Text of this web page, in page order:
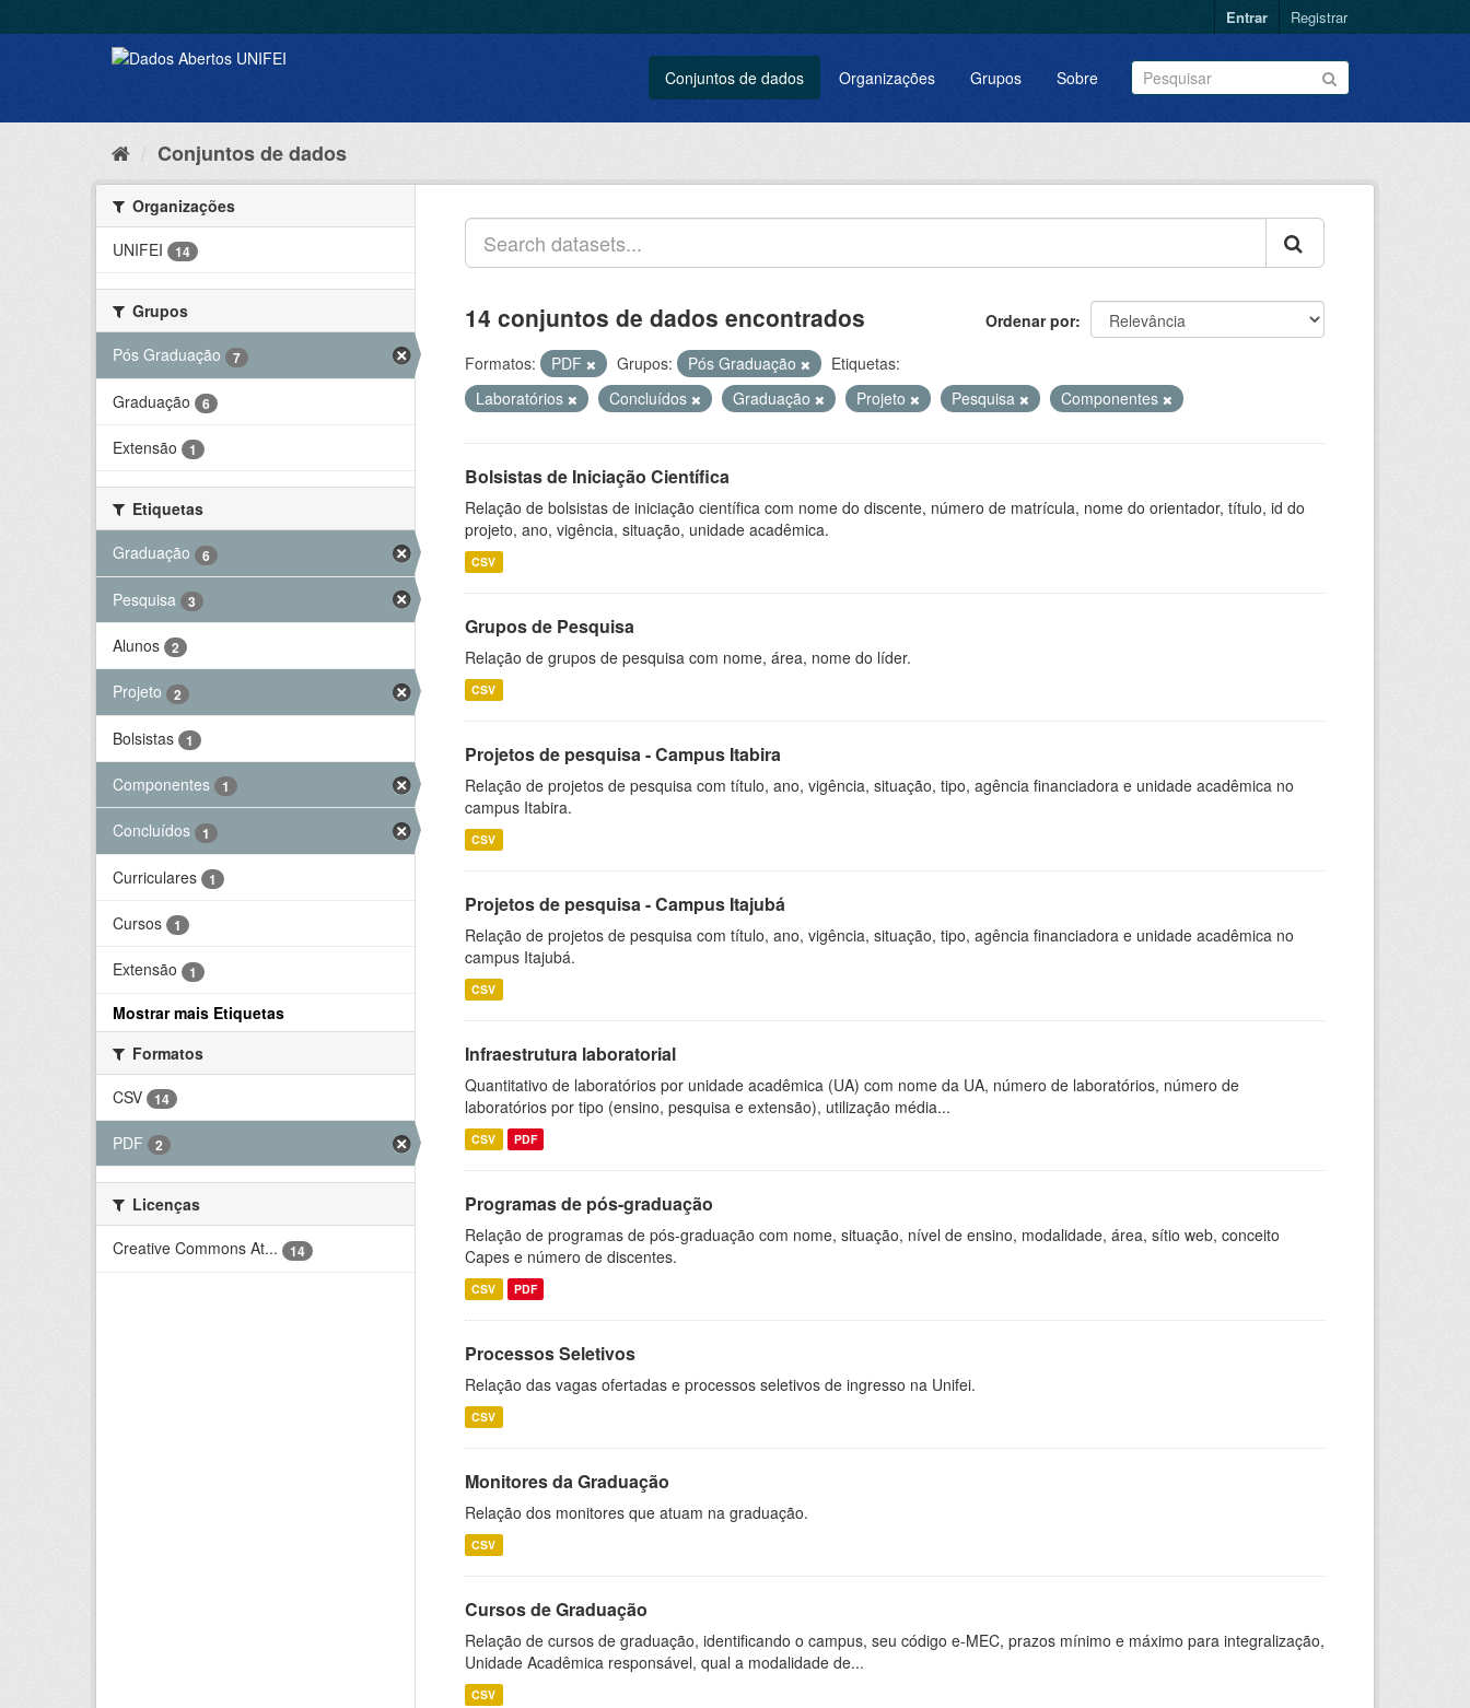
Entrar Registrar
Conjuntos de dados Organizações Grupos Sobre
Conjuntos de dados
Organizações
UNIFEI
14
Grupos
Pós Graduação
7
Graduação 6
Extensão 1
Etiquetas
Graduação
6
Pesquisa 3
Alunos 2
Projeto 2
Bolsistas 1
Componentes 1
Concluídos 1
Curriculares 1
Cursos 1
Extensão 1
Mostrar mais Etiquetas
Formatos
CSV
14
PDF 2
Licenças
Creative Commons At...
14
Ordenar por
14 conjuntos de dados encontrados
Formatos: PDF Grupos: Pós Graduação
Etiquetas:
Laboratórios
Concluídos Graduação Projeto Pesquisa Componentes
Bolsistas de Iniciação Científica
Relação de bolsistas de iniciação científica com nome do discente, número de matrícula, nome do orientador, título, id do
projeto, ano, vigência, situação, unidade acadêmica.
CSV
Grupos de Pesquisa
Relação de grupos de pesquisa com nome, área, nome do líder.
CSV
Projetos de pesquisa - Campus Itabira
Relação de projetos de pesquisa com título, ano, vigência, situação, tipo, agência financiadora e unidade acadêmica no
campus Itabira.
CSV
Projetos de pesquisa - Campus Itajubá
Relação de projetos de pesquisa com título, ano, vigência, situação, tipo, agência financiadora e unidade acadêmica no
campus Itajubá.
CSV
Infraestrutura laboratorial
Quantitativo de laboratórios por unidade acadêmica (UA) com nome da UA, número de laboratórios, número de
laboratórios por tipo (ensino, pesquisa e extensão), utilização média...
CSV PDF
Programas de pós-graduação
Relação de programas de pós-graduação com nome, situação, nível de ensino, modalidade, área, sítio web, conceito
Capes e número de discentes.
CSV PDF
Processos Seletivos
Relação das vagas ofertadas e processos seletivos de ingresso na Unifei.
CSV
Monitores da Graduação
Relação dos monitores que atuam na graduação.
CSV
Cursos de Graduação
Relação de cursos de graduação, identificando o campus, seu código e-MEC, prazos mínimo e máximo para integralização,
Unidade Acadêmica responsável, qual a modalidade de...
CSV